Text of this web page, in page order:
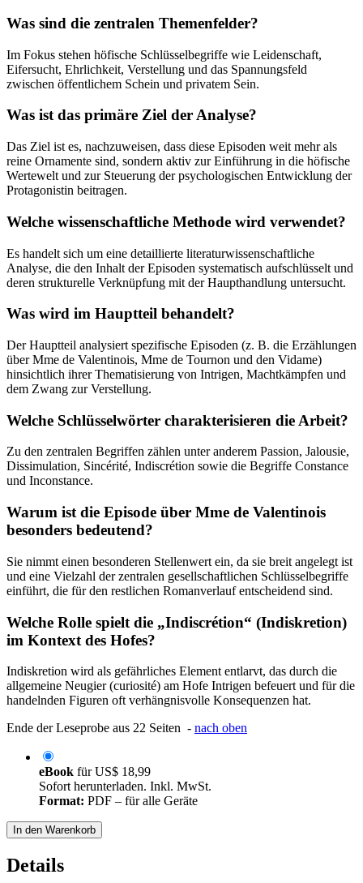
Was sind die zentralen Themenfelder?
Im Fokus stehen höfische Schlüsselbegriffe wie Leidenschaft,
Eifersucht, Ehrlichkeit, Verstellung und das Spannungsfeld
zwischen öffentlichem Schein und privatem Sein.
Was ist das primäre Ziel der Analyse?
Das Ziel ist es, nachzuweisen, dass diese Episoden weit mehr als
reine Ornamente sind, sondern aktiv zur Einführung in die höfische
Wertewelt und zur Steuerung der psychologischen Entwicklung der
Protagonistin beitragen.
Welche wissenschaftliche Methode wird verwendet?
Es handelt sich um eine detaillierte literaturwissenschaftliche
Analyse, die den Inhalt der Episoden systematisch aufschlüsselt und
deren strukturelle Verknüpfung mit der Haupthandlung untersucht.
Was wird im Hauptteil behandelt?
Der Hauptteil analysiert spezifische Episoden (z. B. die Erzählungen
über Mme de Valentinois, Mme de Tournon und den Vidame)
hinsichtlich ihrer Thematisierung von Intrigen, Machtkämpfen und
dem Zwang zur Verstellung.
Welche Schlüsselwörter charakterisieren die Arbeit?
Zu den zentralen Begriffen zählen unter anderem Passion, Jalousie,
Dissimulation, Sincérité, Indiscrétion sowie die Begriffe Constance
und Inconstance.
Warum ist die Episode über Mme de Valentinois
besonders bedeutend?
Sie nimmt einen besonderen Stellenwert ein, da sie breit angelegt ist
und eine Vielzahl der zentralen gesellschaftlichen Schlüsselbegriffe
einführt, die für den restlichen Romanverlauf entscheidend sind.
Welche Rolle spielt die „Indiscrétion“ (Indiskretion)
im Kontext des Hofes?
Indiskretion wird als gefährliches Element entlarvt, das durch die
allgemeine Neugier (curiosité) am Hofe Intrigen befeuert und für die
handelnden Figuren oft verhängnisvolle Konsequenzen hat.
Ende der Leseprobe aus 22 Seiten - nach oben
eBook fürUS$ 18,99
Sofort herunterladen. Inkl. MwSt.
Format: PDF – für alle Geräte
In den Warenkorb
Details